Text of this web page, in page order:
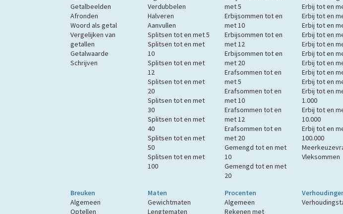
Getalbeelden
Afronden
Woord als getal
Vergelijken van
getallen
Getalwaarde
Schrijven
Verdubbelen
Halveren
Aanvullen
Splitsen tot en met 5
Splitsen tot en met
10
Splitsen tot en met
12
Splitsen tot en met
20
Splitsen tot en met
30
Splitsen tot en met
40
Splitsen tot en met
50
Splitsen tot en met
100
met 5
Erbijsommen tot en
met 10
Erbijsommen tot en
met 12
Erbijsommen tot en
met 20
Erafsommen tot en
met 5
Erafsommen tot en
met 10
Erafsommen tot en
met 12
Erafsommen tot en
met 20
Gemengd tot en met
10
Gemengd tot en met
20
Erbij tot en
Erbij tot en
Erbij tot en
Erbij tot en
Erbij tot en
Erbij tot en
Erbij tot en
Erbij tot en
Erbij tot en
Erbij tot en
1.000
Erbij tot en
10.000
Erbij tot en
100.000
Vleksommen
Breuken
Algemeen
Optellen
Maten
Gewichtmaten
Lengtematen
Procenten
Algemeen
Rekenen met